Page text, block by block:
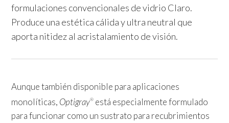
formulaciones convencionales de vidrio Claro.
Produce una estética cálida y ultra neutral que
aporta nitidez al acristalamiento de visión.
Aunque también disponible para aplicaciones
monolíticas, Optigray® está especialmente formulado
para funcionar como un sustrato para recubrimientos